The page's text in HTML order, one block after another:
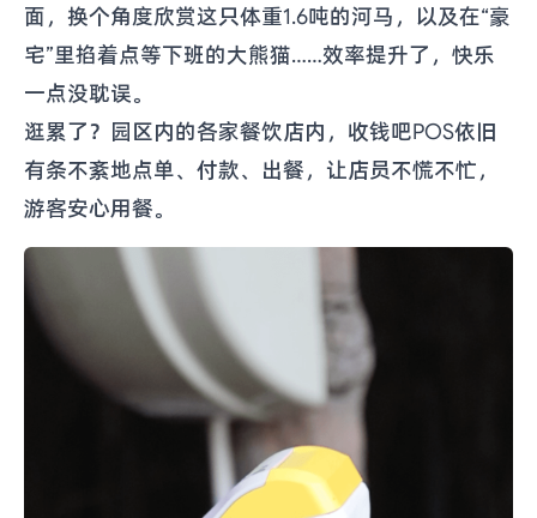
面，换个角度欣赏这只体重1.6吨的河马，以及在“豪
宅”里掐着点等下班的大熊猫……效率提升了，快乐
一点没耽误。
逛累了？园区内的各家餐饮店内，收钱吧POS依旧
有条不紊地点单、付款、出餐，让店员不慌不忙，
游客安心用餐。